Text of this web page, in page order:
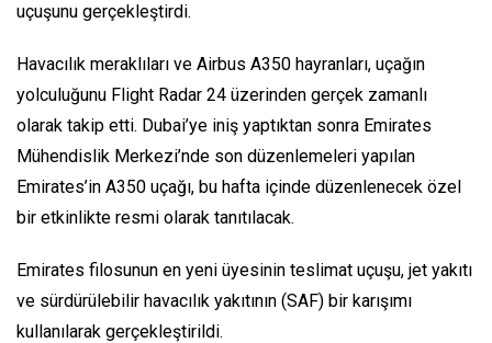
uçuşunu gerçekleştirdi.
Havacılık meraklıları ve Airbus A350 hayranları, uçağın
yolculuğunu Flight Radar 24 üzerinden gerçek zamanlı
olarak takip etti. Dubai’ye iniş yaptıktan sonra Emirates
Mühendislik Merkezi’nde son düzenlemeleri yapılan
Emirates’in A350 uçağı, bu hafta içinde düzenlenecek özel
bir etkinlikte resmi olarak tanıtılacak.
Emirates filosunun en yeni üyesinin teslimat uçuşu, jet yakıtı
ve sürdürülebilir havacılık yakıtının (SAF) bir karışımı
kullanılarak gerçekleştirildi.